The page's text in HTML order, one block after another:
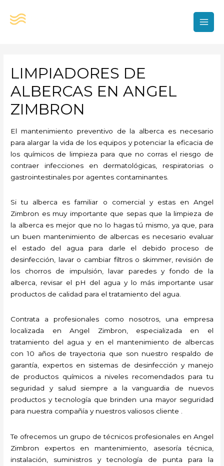
LIMPIADORES DE
ALBERCAS EN ANGEL
ZIMBRON
El mantenimiento preventivo de la alberca es necesario
para alargar la vida de los equipos y potenciar la eficacia de
los químicos de limpieza para que no corras el riesgo de
contraer infecciones en dermatológicas, respiratorias o
gastrointestinales por agentes contaminantes.
Si tu alberca es familiar o comercial y estas en Angel
Zimbron es muy importante que sepas que la limpieza de
la alberca es mejor que no lo hagas tú mismo, ya que, para
un buen mantenimiento de albercas es necesario evaluar
el estado del agua para darle el debido proceso de
desinfección, lavar o cambiar filtros o skimmer, revisión de
los chorros de impulsión, lavar paredes y fondo de la
alberca, revisar el pH del agua y lo más importante usar
productos de calidad para el tratamiento del agua.
Contrata a profesionales como nosotros, una empresa
localizada en Angel Zimbron, especializada en el
tratamiento del agua y en el mantenimiento de albercas
con 10 años de trayectoria que son nuestro respaldo de
garantía, expertos en sistemas de desinfección y manejo
de productos químicos a niveles recomendados para tu
seguridad y salud siempre a la vanguardia de nuevos
productos y tecnología que brinden una mayor seguridad
para nuestra compañía y nuestros valiosos cliente .
Te ofrecemos un grupo de técnicos profesionales en Angel
Zimbron expertos en mantenimiento, asesoría técnica,
instalación, suministros y tecnología de punta para la